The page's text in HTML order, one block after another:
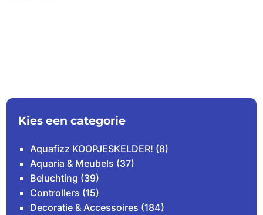
Kies een categorie
Aquafizz KOOPJESKELDER! (8)
Aquaria & Meubels (37)
Beluchting (39)
Controllers (15)
Decoratie & Accessoires (184)